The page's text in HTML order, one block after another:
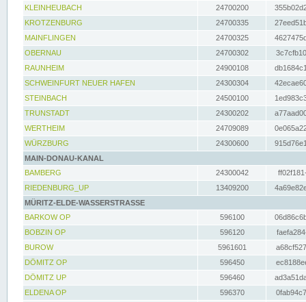
KLEINHEUBACH 24700200
KROTZENBURG
24700335
MAINFLINGEN
24700325
OBERNAU
24700302
RAUNHEIM
24900108
SCHWEINFURT NEUER HAFEN
24300304
STEINBACH
24500100
TRUNSTADT
24300202
WERTHEIM
24709089
WÜRZBURG
24300600
MAIN-DONAU-KANAL
BAMBERG
24300042
RIEDENBURG_UP
13409200
MÜRITZ-ELDE-WASSERSTRASSE
BARKOW OP
596100
BOBZIN OP
596120
BUROW
5961601
DÖMITZ OP
596450
DÖMITZ UP
596460
ELDENA OP
596370